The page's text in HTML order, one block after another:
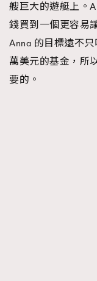
艘巨大的遊艇上。
錢買到一個更容易
Anna 的目標遠不
萬美元的基金，所
要的。